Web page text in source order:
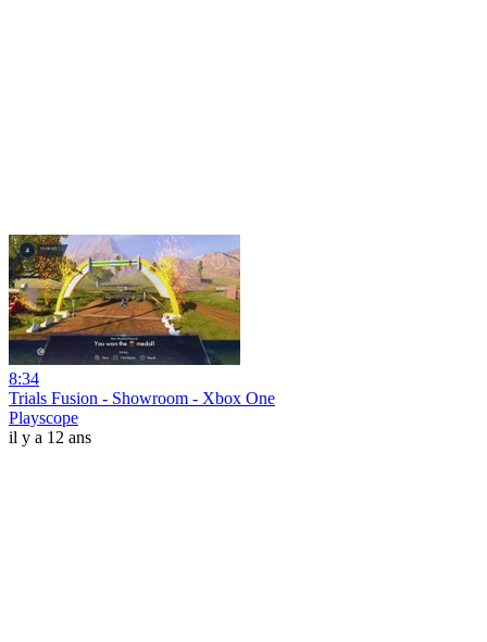
8:34
Trials Fusion - Showroom - Xbox One
Playscope
il y a 12 ans